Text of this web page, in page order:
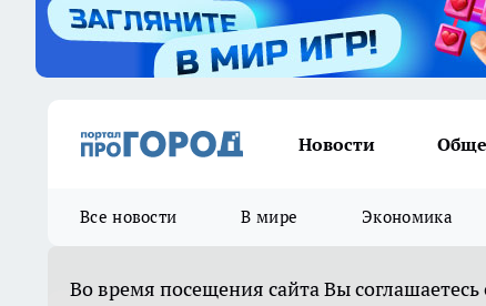
Новости
Все новости В мире Экономика
Во время посещения сайта Вы